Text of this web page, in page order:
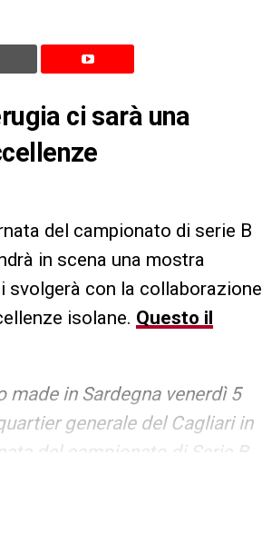
ci sarà una
del campionato di serie B
in scena una mostra
svolgerà con la collaborazione
isolane. Questo il
made in Sardegna venerdì 5
generale del Cagliari in
del campionato di Serie B,
Curi”. In collaborazione con